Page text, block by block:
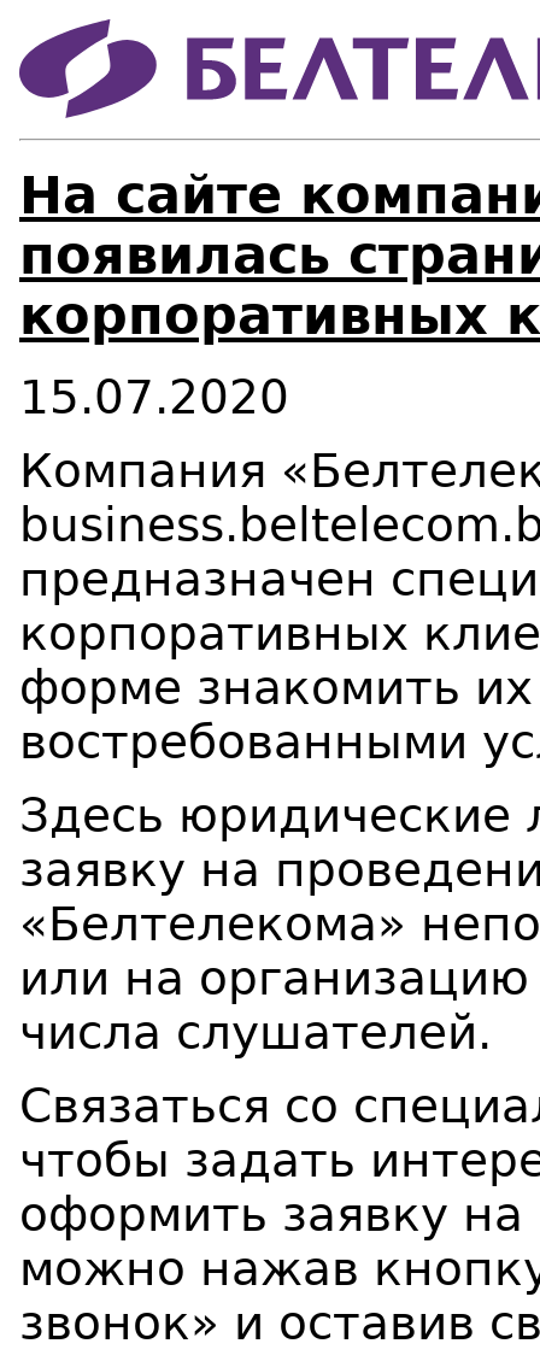
На сайте
появилась
корпоративных
15.07.2020
Компания
предназначен
корпоративных
форме знакомить
востребованными
Здесь юридические
заявку на
«Белтелекома»
или на
числа слушателей.
Связаться со
чтобы задать
оформить заявку
можно нажав
звонок» и оставив